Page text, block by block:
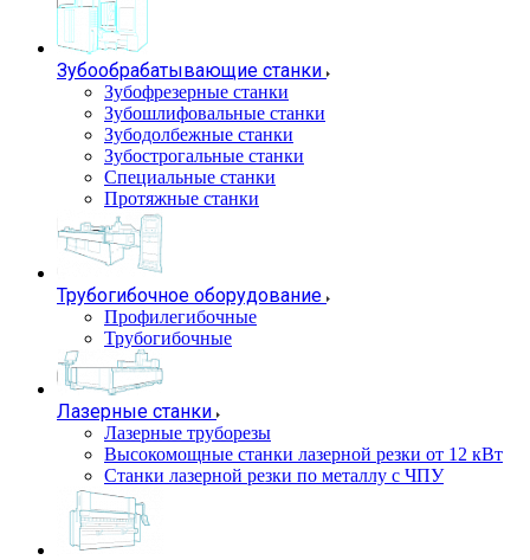
Зубообрабатывающие станки
Зубофрезерные станки
Зубошлифовальные станки
Зубодолбежные станки
Зубострогальные станки
Специальные станки
Протяжные станки
Трубогибочное оборудование
Профилегибочные
Трубогибочные
Лазерные станки
Лазерные труборезы
Высокомощные станки лазерной резки от 12 кВт
Станки лазерной резки по металлу с ЧПУ